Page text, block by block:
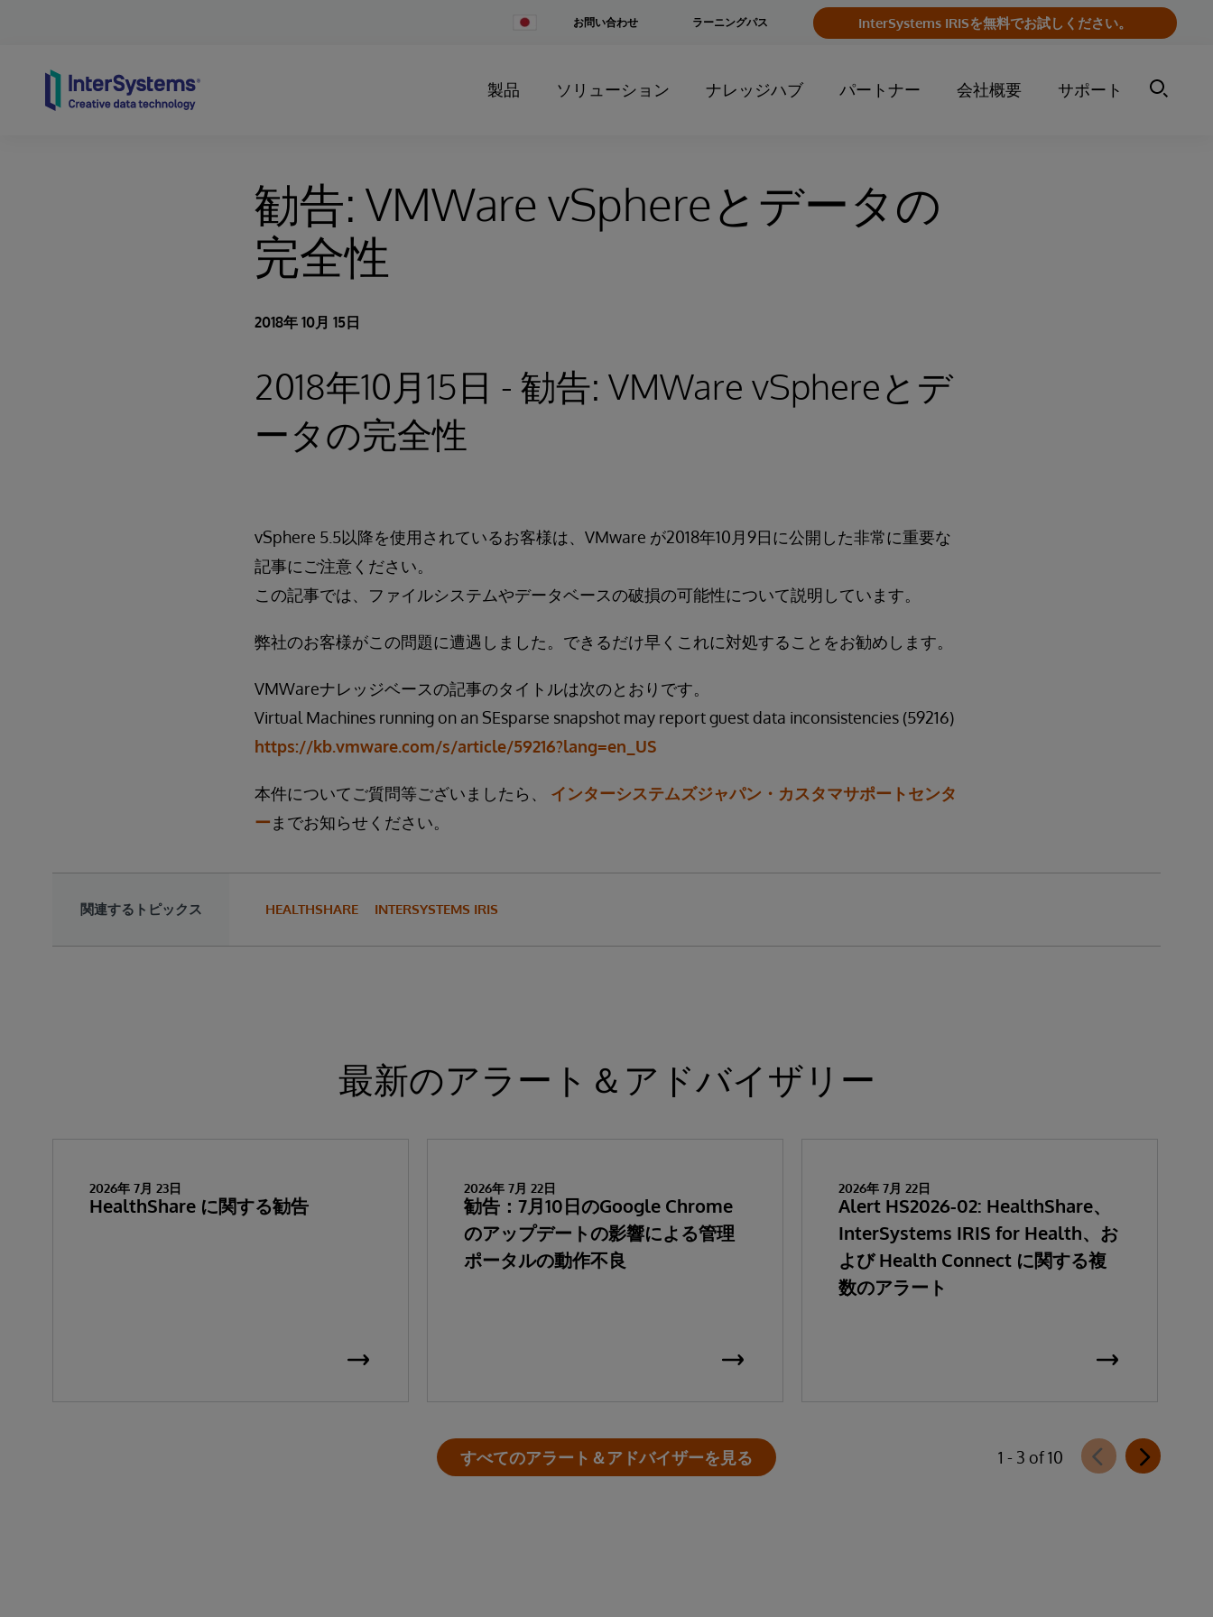
Change
お問い合わせ InterSystems IRISを無料でお試しください。
ラーニングパス
製品 ソリューション ナレッジハブ パートナー 会社概要 サポート
勧告: VMWare vSphereとデータの
完全性
2018年 10月 15日
2018年10月15日 - 勧告: VMWare vSphereとデ
ータの完全性
vSphere 5.5以降を使用されているお客様は、VMware が2018年10月9日に公開した非常に重要な
記事にご注意ください。
この記事では、ファイルシステムやデータベースの破損の可能性について説明しています。
弊社のお客様がこの問題に遭遇しました。できるだけ早くこれに対処することをお勧めします。
VMWareナレッジベースの記事のタイトルは次のとおりです。
Virtual Machines running on an SEsparse snapshot may report guest data inconsistencies (59216)
https://kb.vmware.com/s/article/59216?lang=en_US
本件についてご質問等ございましたら、 インターシステムズジャパン・カスタマサポートセンタ
ー までお知らせください。
関連するトピックス HEALTHSHARE INTERSYSTEMS IRIS
最新のアラート＆アドバイザリー
2026年 7月 23日
HealthShare に関する勧告
2026年 7月 22日
勧告：7月10日のGoogle Chrome
のアップデートの影響による管理
ポータルの動作不良
2026年 7月 22日
Alert HS2026-02: HealthShare、
InterSystems IRIS for Health、お
よび Health Connect に関する複
数のアラート
すべてのアラート＆アドバイザーを見る 1 - 3 of 10